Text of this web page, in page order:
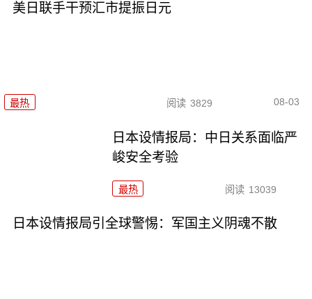
美日联手干预汇市提振日元
最热 阅读 3829 08-03
日本设情报局：中日关系面临严
峻安全考验
最热 阅读 13039
日本设情报局引全球警惕：军国主义阴魂不散